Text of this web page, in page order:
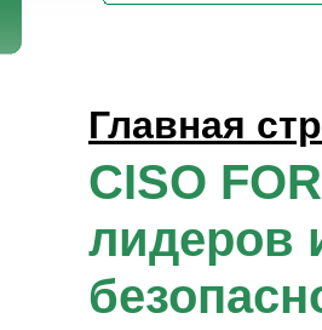
Главная
CISO
лидеров